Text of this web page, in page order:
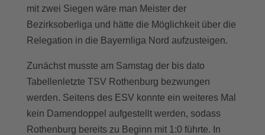
mit zwei Siegen wäre man Meister der
Bezirksoberliga und hätte die Möglichkeit über die
Relegation in die Bayernliga Nord aufzusteigen.
Zunächst musste am Samstag der bis dato
Tabellenletzte TSV Rothenburg bezwungen
werden. Seitens des ESV konnte ein weiteres Mal
kein Damendoppel aufgestellt werden, sodass
Rothenburg bereits zu Beginn mit 1:0 führte. In